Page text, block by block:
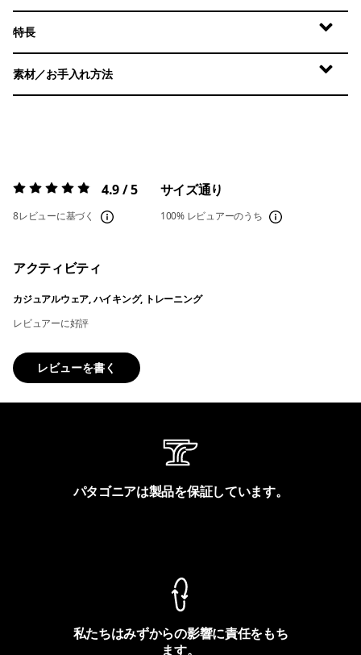
特長
素材／お手入れ方法
評価:4.9 / 5 4.9 / 5
8レビューに基づく
サイズ通り
100% レビュアーのうち
アクティビティ
カジュアルウェア, ハイキング, トレーニング
レビュアーに好評
レビューを書く
パタゴニアは製品を保証しています。
私たちはみずからの影響に責任をもち
ます。